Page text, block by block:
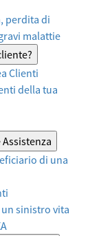
perdita di
malattie
Clienti
della tua
Assistenza
di una
sinistro vita